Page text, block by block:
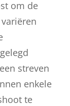
om de
streven
enkele
te